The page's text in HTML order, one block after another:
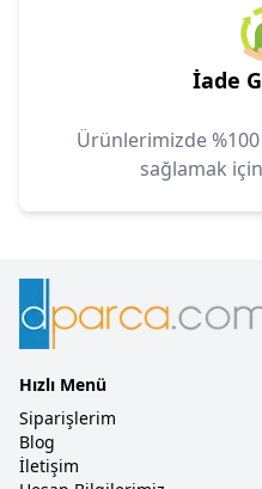
İade
Ürünlerimizde
sağlamak
Hızlı Menü
Siparişlerim
Blog
İletişim